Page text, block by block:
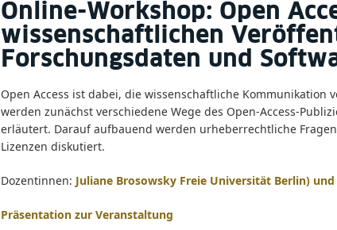
Online-Workshop: Open
wissenschaftlichen
Forschungsdaten und
Open Access ist dabei, die wissenschaftliche
werden zunächst verschiedene Wege des Open-Access-
erläutert. Darauf aufbauend werden urheberrechtliche
Lizenzen diskutiert.
Dozentinnen: Juliane Brosowsky Freie Universität Berlin)
Präsentation zur Veranstaltung